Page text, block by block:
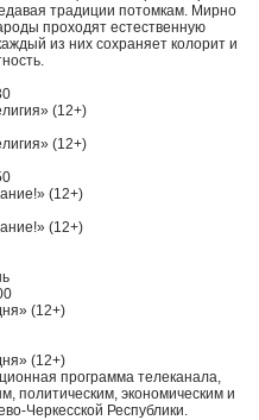
традиции потомкам. Мирно
проходят естественную
из них сохраняет колорит и
(12+)
(12+)
(12+)
(12+)
(12+)
(12+)
программа телеканала,
политическим, экономическим и
Черкесской Республики.